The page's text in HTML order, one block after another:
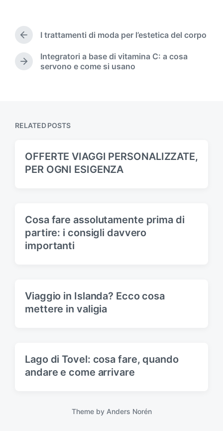
e
i
n
P
e
v
o
:
I trattamenti di moda per l’estetica del corpo
N
s
Integratori a base di vitamina C: a cosa
servono e come si usano
RELATED POSTS
OFFERTE VIAGGI PERSONALIZZATE,
PER OGNI ESIGENZA
Cosa fare assolutamente prima di
partire: i consigli davvero
importanti
Viaggio in Islanda? Ecco cosa
mettere in valigia
Lago di Tovel: cosa fare, quando
andare e come arrivare
Theme by Anders Norén